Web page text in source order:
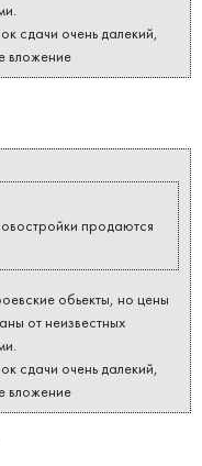
сдачи очень далекий,
вложение
продаются
обьекты, но цены
от неизвестных
сдачи очень далекий,
вложение